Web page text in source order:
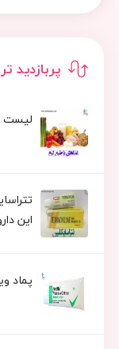
پربازدید
لیست
این
پماد